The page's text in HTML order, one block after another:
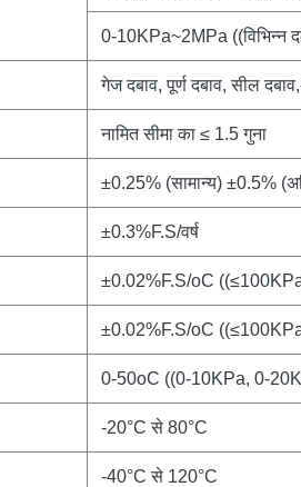
0-10KPa~2MPa ((विभिन्न
गेज दबाव, पूर्ण दबाव, सील
नामित सीमा का ≤ 1.5 गुना
±0.25% (सामान्य) ±0.5%
±0.3%F.S/वर्ष
±0.02%F.S/oC
±0.02%F.S/oC
0-50oC ((0-10KPa, 0-
-20°C से 80°C
-40°C से 120°C